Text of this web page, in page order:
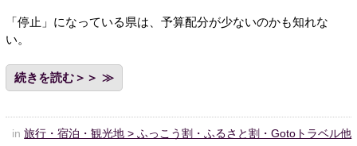
「停止」になっている県は、予算配分が少ないのかも知れな
い。
続きを読む＞＞
in旅行・宿泊・観光地 > ふっこう割・ふるさと割・Gotoトラベル他